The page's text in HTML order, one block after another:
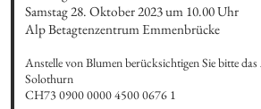
Samstag 28. Oktober 2023 um 10.00 Uhr
Alp Betagtenzentrum Emmenbrücke
Anstelle von Blumen berücksichtigen Sie bitte
Solothurn
CH73 0900 0000 4500 0676 1